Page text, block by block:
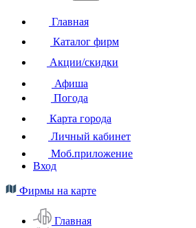
Главная
Каталог фирм
Акции/скидки
Афиша
Погода
Карта города
Личный кабинет
Моб.приложение
Вход
Фирмы на карте
Главная